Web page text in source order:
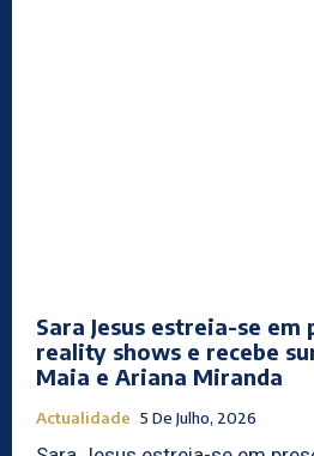
Sara Jesus estreia-se em
reality shows e recebe
Maia e Ariana Miranda
Actualidade 5 De Julho, 2026